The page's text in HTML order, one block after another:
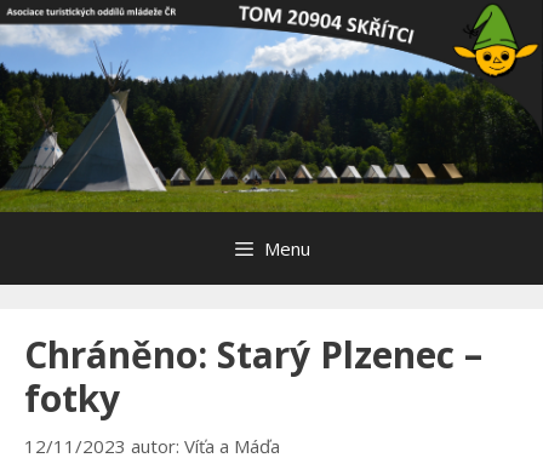
Přeskočit
na
obsah
Menu
Chráněno: Starý Plzenec –
fotky
12/11/2023 autor: Víťa a Máďa